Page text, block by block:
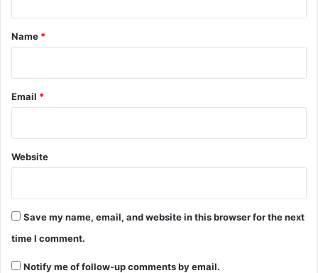
*
Name *
Email *
Website
Save my name, email, and website in this browser for the next
time I comment.
Notify me of follow-up comments by email.